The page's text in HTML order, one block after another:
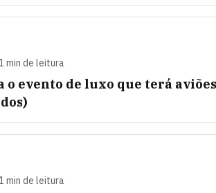
min de leitura
o evento de luxo que terá
min de leitura